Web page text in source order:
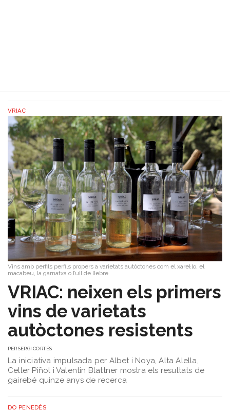
VRIAC
Vins amb perfils perfils propers a varietats autòctones com el xarel·lo, el
macabeu, la garnatxa o l’ull de llebre
VRIAC: neixen els primers
vins de varietats
autòctones resistents
PERSERGI CORTÉS
La iniciativa impulsada per Albet i Noya, Alta Alella,
Celler Piñol i Valentin Blattner mostra els resultats de
gairebé quinze anys de recerca
DO PENEDÈS